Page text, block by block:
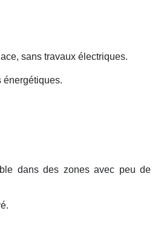
sans travaux électriques.
énergétiques.
dans des zones avec peu de